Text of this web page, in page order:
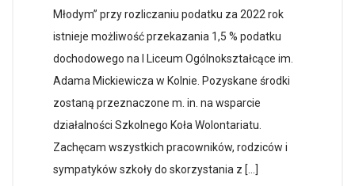
Młodym” przy rozliczaniu podatku za 2022 rok
istnieje możliwość przekazania 1,5 % podatku
dochodowego na I Liceum Ogólnokształcące im.
Adama Mickiewicza w Kolnie. Pozyskane środki
zostaną przeznaczone m. in. na wsparcie
działalności Szkolnego Koła Wolontariatu.
Zachęcam wszystkich pracowników, rodziców i
sympatyków szkoły do skorzystania z […]